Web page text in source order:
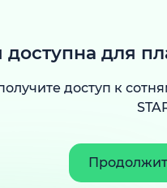
доступна для
доступ к